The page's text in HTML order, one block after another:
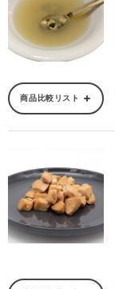
商品比較リスト